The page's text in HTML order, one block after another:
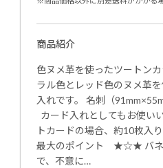
商品紹介
色ヌメ革を使ったツートン
ラル色とレッド色のヌメ革
入れです。 名刺（
カード入れとしてもお使い
トカードの場合、約10枚
最大のポイント ★☆★ バネ
で、不意に…